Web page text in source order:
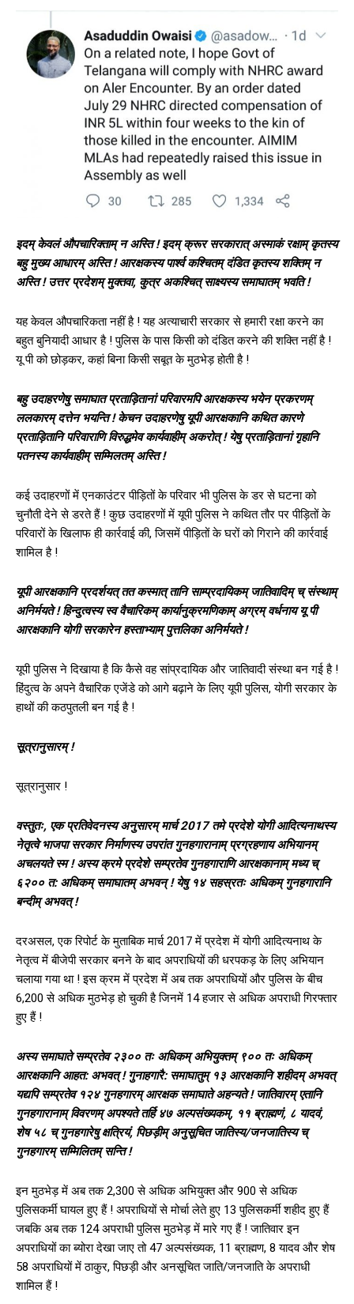
इदम् केवलं औपचारिक्ताम् न अस्ति ! इदम् क्रूर सरकारात् अस्माकं रक्षाम् कृतस्य
बहु मुख्य आधारम् अस्ति ! आरक्षकस्य पार्श्व कश्चितम् दंडित कृतस्य शक्तिम् न
अस्ति ! उत्तर प्रदेशम् मुक्तवा, कुत्र अकश्चित् साक्ष्यस्य समाघातम् भवति !
यह केवल औपचारिकता नहीं है ! यह अत्याचारी सरकार से हमारी रक्षा करने का
बहुत बुनियादी आधार है ! पुलिस के पास किसी को दंडित करने की शक्ति नहीं है !
यू पी को छोड़कर, कहां बिना किसी सबूत के मुठभेड़ होती है !
बहु उदाहरणेषु समाघात प्रताड़ितानां परिवारमपि आरक्षकस्य भयेन प्रकरणम्
ललकारम् दत्तेन भयन्ति ! केचन उदाहरणेषु यूपी आरक्षकानि कथित कारणे
प्रताड़ितानि परिवाराणि विरुद्धमेव कार्यवाहीम् अकरोत् ! येषु प्रताड़ितानां गृहानि
पतनस्य कार्यवाहीम् सम्मिलतम् अस्ति !
कई उदाहरणों में एनकाउंटर पीड़ितों के परिवार भी पुलिस के डर से घटना को
चुनौती देने से डरते हैं ! कुछ उदाहरणों में यूपी पुलिस ने कथित तौर पर पीड़ितों के
परिवारों के खिलाफ ही कार्रवाई की, जिसमें पीड़ितों के घरों को गिराने की कार्रवाई
शामिल है !
यूपी आरक्षकानि प्रदर्शयत् तत कस्मात् तानि साम्प्रदायिकम् जातिवादिम् च् संस्थाम्
अनिर्मयते ! हिन्दुत्वस्य स्व वैचारिकम् कार्यानुक्रमणिकाम् अग्रम् वर्धनाय यू पी
आरक्षकानि योगी सरकारेन हस्ताभ्याम् पुत्तलिका अनिर्मयते !
यूपी पुलिस ने दिखाया है कि कैसे वह सांप्रदायिक और जातिवादी संस्था बन गई है !
हिंदुत्व के अपने वैचारिक एजेंडे को आगे बढ़ाने के लिए यूपी पुलिस, योगी सरकार के
हाथों की कठपुतली बन गई है !
सूत्रानुसारम् !
सूत्रानुसार !
वस्तुतः, एक प्रतिवेदनस्य अनुसारम् मार्च 2017 तमे प्रदेशे योगी आदित्यनाथस्य
नेतृत्वे भाजपा सरकार निर्माणस्य उपरांत गुनहगारानाम् प्रग्रहणाय अभियानम्
अचलयते स्म ! अस्य क्रमे प्रदेशे सम्प्रतेव गुनहगाराणि आरक्षकानाम् मध्य च्
६२०० त: अधिकम् समाघातम् अभवन् ! येषु १४ सहस्रतः अधिकम् गुनहगारानि
बन्दीम् अभवत् !
दरअसल, एक रिपोर्ट के मुताबिक मार्च 2017 में प्रदेश में योगी आदित्यनाथ के
नेतृत्व में बीजेपी सरकार बनने के बाद अपराधि‍यों की धरपकड़ के लिए अभि‍यान
चलाया गया था ! इस क्रम में प्रदेश में अब तक अपराधि‍यों और पुलिस के बीच
6,200 से अधि‍क मुठभेड़ हो चुकी है जिनमें 14 हजार से अधि‍क अपराधी गिरफ्तार
हुए हैं !
अस्य समाघाते सम्प्रतेव २३०० तः अधिकम् अभियुक्तम् ९०० तः अधिकम्
आरक्षकानि आहत: अभवत् ! गुनाहगारै: समाघातुम् १३ आरक्षकानि शहीदम् अभवत्
यद्यपि सम्प्रतेव १२४ गुनहगारम् आरक्षक समाघाते अहन्यते ! जातिवारम् एतानि
गुनहगारानाम् विवरणम् अपश्यते तर्हि ४७ अल्पसंख्यकम्, ११ ब्राह्मणं, ८ यादवं,
शेष ५८ च् गुनहगारेषु क्षत्रियं, पिछड़ीम् अनुसूचित जातिस्य/जनजातिस्य च्
गुनहगारम् सम्मिलितम् सन्ति !
इन मुठभेड़ में अब तक 2,300 से अधि‍क अभि‍युक्त और 900 से अधि‍क
पुलिसकर्मी घायल हुए हैं ! अपराधि‍यों से मोर्चा लेते हुए 13 पुलिसकर्मी शहीद हुए हैं
जबकि अब तक 124 अपराधी पुलिस मुठभेड़ में मारे गए हैं ! जातिवार इन
अपराधि‍यों का ब्योरा देखा जाए तो 47 अल्पसंख्यक, 11 ब्राह्मण, 8 यादव और शेष
58 अप‍राधि‍यों में ठाकुर, पिछड़ी और अनसूचित जाति/जनजाति के अपराधी
शामिल हैं !